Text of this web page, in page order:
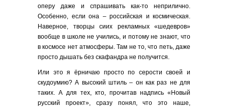
оперу даже и спрашивать как-то неприлично.
Особенно, если она – российская и космическая.
Наверное, творцы сиих рекламных «шедевров»
вообще в школе не учились, и потому не знают, что
в космосе нет атмосферы. Там не то, что петь, даже
просто дышать без скафандра не получится.
Или это я ёрничаю просто по серости своей и
скудоумию? А высокий штиль – он как раз не для
таких. А для тех, кто, прочитав надпись «Новый
русский проект», сразу понял, что это наше,